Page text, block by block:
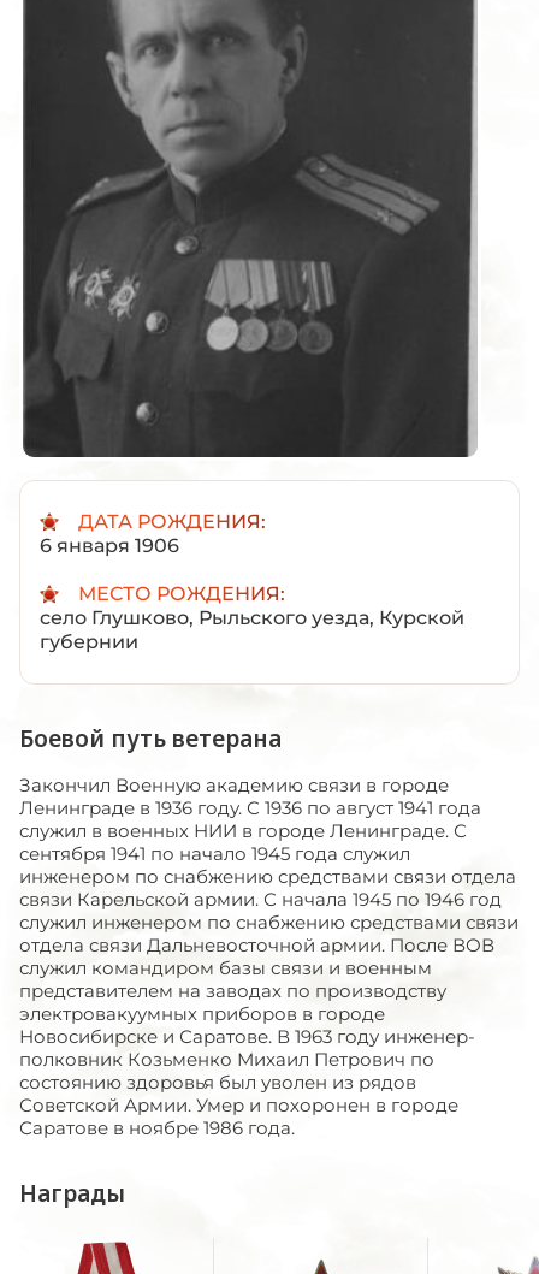
ДАТА РОЖДЕНИЯ:
6 января 1906
МЕСТО РОЖДЕНИЯ:
село Глушково, Рыльского уезда, Курской
губернии
Боевой путь ветерана
Закончил Военную академию связи в городе
Ленинграде в 1936 году. С 1936 по август 1941 года
служил в военных НИИ в городе Ленинграде. С
сентября 1941 по начало 1945 года служил
инженером по снабжению средствами связи отдела
связи Карельской армии. С начала 1945 по 1946 год
служил инженером по снабжению средствами связи
отдела связи Дальневосточной армии. После ВОВ
служил командиром базы связи и военным
представителем на заводах по производству
электровакуумных приборов в городе
Новосибирске и Саратове. В 1963 году инженер-
полковник Козьменко Михаил Петрович по
состоянию здоровья был уволен из рядов
Советской Армии. Умер и похоронен в городе
Саратове в ноябре 1986 года.
Награды